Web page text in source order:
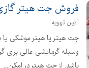
فروش جت هیتر
آذین تهویه
جت هیتر یا هیتر موشکی
وسیله گرمایشی عالی برای
باشد. از جت هیتر در امکن...